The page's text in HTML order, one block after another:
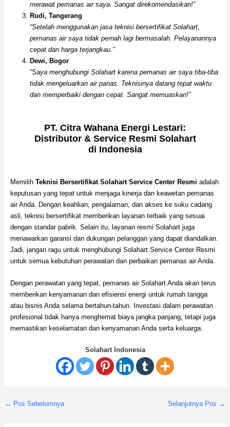
merawat pemanas air saya. Sangat direkomendasikan!”
Rudi, Tangerang
“Setelah menggunakan jasa teknisi bersertifikat Solahart,
pemanas air saya tidak pernah lagi bermasalah. Pelayanannya
cepat dan harga terjangkau.”
Dewi, Bogor
“Saya menghubungi Solahart karena pemanas air saya tiba-tiba
tidak mengeluarkan air panas. Teknisinya datang tepat waktu
dan memperbaiki dengan cepat. Sangat memuaskan!”
PT. Citra Wahana Energi Lestari:
Distributor & Service Resmi Solahart
di Indonesia
Memilih Teknisi Bersertifikat Solahart Service Center Resmi adalah
keputusan yang tepat untuk menjaga kinerja dan keawetan pemanas
air Anda. Dengan keahlian, pengalaman, dan akses ke suku cadang
asli, teknisi bersertifikat memberikan layanan terbaik yang sesuai
dengan standar pabrik. Selain itu, layanan resmi Solahart juga
menawarkan garansi dan dukungan pelanggan yang dapat diandalkan.
Jadi, jangan ragu untuk menghubungi Solahart Service Center Resmi
untuk semua kebutuhan perawatan dan perbaikan pemanas air Anda.
Dengan perawatan yang tepat, pemanas air Solahart Anda akan terus
memberikan kenyamanan dan efisiensi energi untuk rumah tangga
atau bisnis Anda selama bertahun-tahun. Investasi dalam perawatan
profesional tidak hanya menghemat biaya jangka panjang, tetapi juga
memastikan keselamatan dan kenyamanan Anda serta keluarga.
Solahart Indonesia
← Pos Sebelumnya Selanjutnya Pos →